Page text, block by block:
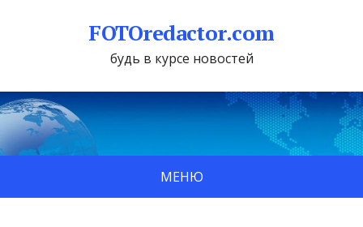
FOTOredactor.com
будь в курсе новостей
МЕНЮ